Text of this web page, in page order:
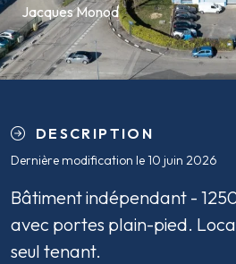
Jacques Monod
DESCRIPTION
Dernière modification le 10 juin 2026
Bâtiment indépendant -
avec portes plain-pied.
seul tenant.